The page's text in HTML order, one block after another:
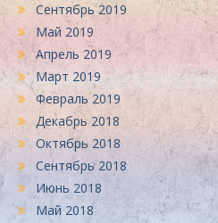
Сентябрь 2019
Май 2019
Апрель 2019
Март 2019
Февраль 2019
Декабрь 2018
Октябрь 2018
Сентябрь 2018
Июнь 2018
Май 2018